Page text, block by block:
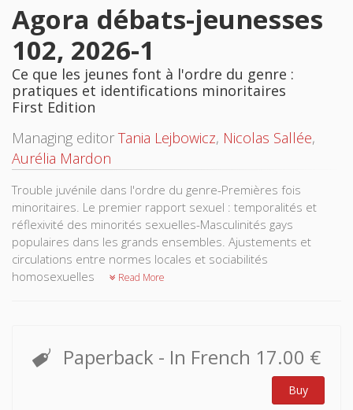
Agora débats-jeunesses
102, 2026-1
Ce que les jeunes font à l'ordre du genre :
pratiques et identifications minoritaires
First Edition
Managing editor Tania Lejbowicz, Nicolas Sallée,
Aurélia Mardon
Trouble juvénile dans l'ordre du genre-Premières fois
minoritaires. Le premier rapport sexuel : temporalités et
réflexivité des minorités sexuelles-Masculinités gays
populaires dans les grands ensembles. Ajustements et
circulations entre normes locales et sociabilités
homosexuelles
Read More
Paperback - In French 17.00 €
Buy